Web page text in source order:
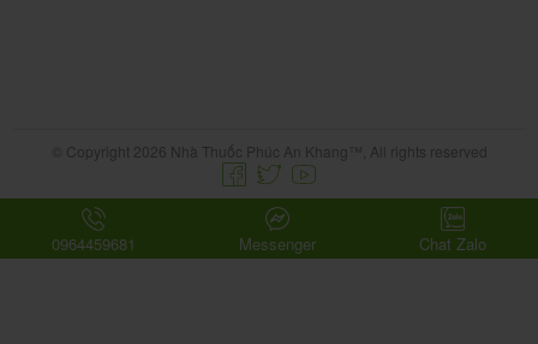
© Copyright 2026 Nhà Thuốc Phúc An Khang™, All rights reserved
0964459681 Messenger Chat Zalo